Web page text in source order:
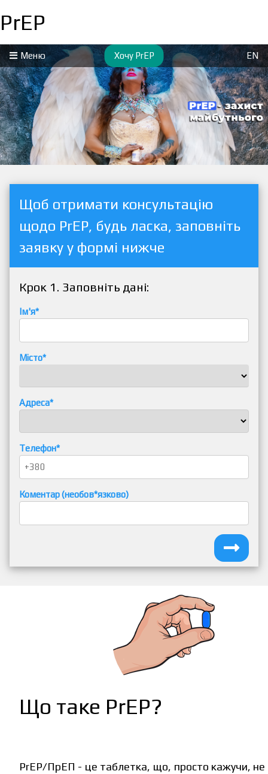
PrEP
Меню Хочу PrEP EN
Щоб отримати консультацію
щодо PrEP, будь ласка, заповніть
заявку у формі нижче
Крок 1. Заповніть дані:
Ім'я*
Місто*
Адреса*
Телефон*
Коментар (необов*язково)
Що таке PrEP?
PrEP/ПрЕП - це таблетка, що, просто кажучи, не